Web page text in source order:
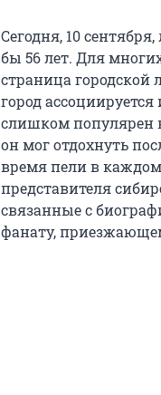
Сегодня, 10
бы 56 лет. Для
страница
город
слишком популярен
он мог отдохнуть
время пели в каждом
представителя
связанные с
фанату,